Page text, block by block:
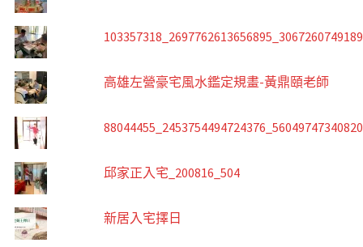
高雄左營豪宅風水鑑定規畫-黃鼎頤老師
邱家正入宅_200816_504
新居入宅擇日